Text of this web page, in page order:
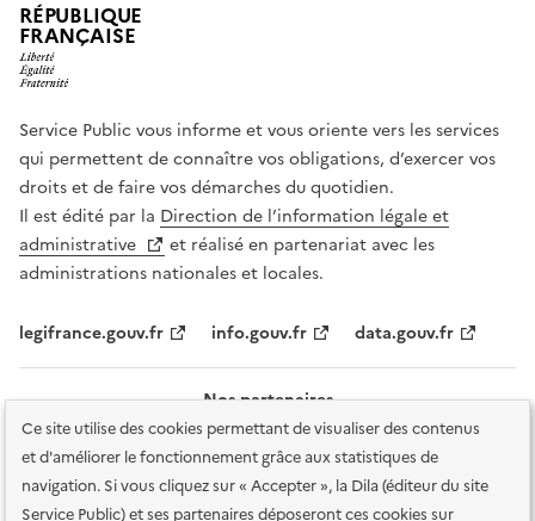
Ce site utilise des cookies permettant de visualiser des contenus
et d'améliorer le fonctionnement grâce aux statistiques de
navigation. Si vous cliquez sur « Accepter », la Dila (éditeur du site
Service Public) et ses partenaires déposeront ces cookies sur
RÉPUBLIQUE
FRANÇAISE
Service Public vous informe et vous oriente vers les services
qui permettent de connaître vos obligations, d’exercer vos
droits et de faire vos démarches du quotidien.
Il est édité par la Direction de l’information légale et
administrative
et réalisé en partenariat avec les
administrations nationales et locales.
legifrance.gouv.fr info.gouv.fr data.gouv.fr
Nos partenaires